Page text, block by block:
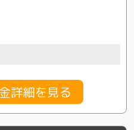
詳細を見る